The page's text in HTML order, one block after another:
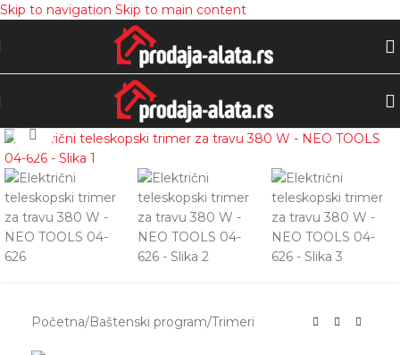
Skip to navigation Skip to main content
Zumiranje
Početna/Baštenski program/Trimeri